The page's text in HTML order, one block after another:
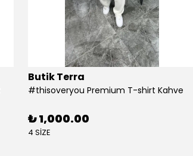
Butik Terra
#thisoveryou Premium T-shirt Kahve
₺ 1,000.00
4 SİZE